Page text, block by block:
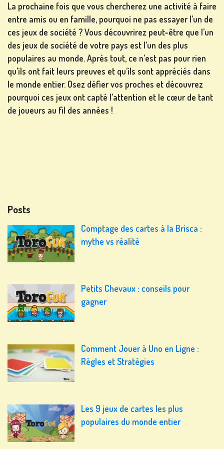
La prochaine fois que vous chercherez une activité à faire
entre amis ou en famille, pourquoi ne pas essayer l’un de
ces jeux de société ? Vous découvrirez peut-être que l’un
des jeux de société de votre pays est l’un des plus
populaires au monde. Après tout, ce n’est pas pour rien
qu’ils ont fait leurs preuves et qu’ils sont appréciés dans
le monde entier. Osez défier vos proches et découvrez
pourquoi ces jeux ont capté l’attention et le cœur de tant
de joueurs au fil des années !
Posts
Comptage des cartes à la Brisca :
mythe vs réalité
Petits Chevaux : conseils pour
gagner
Comment Jouer à Uno en Ligne :
Règles et Stratégies
Les 9 jeux de cartes les plus
populaires du monde entier